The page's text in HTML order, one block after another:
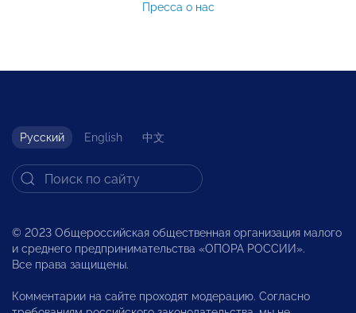
Пресса о нас
Русский English 中文
© 2023 Общероссийская общественная организация малого
и среднего предпринимательства «ОПОРА РОССИИ».
Все права защищены.
Комментарии на сайте проходят модерацию. Согласно